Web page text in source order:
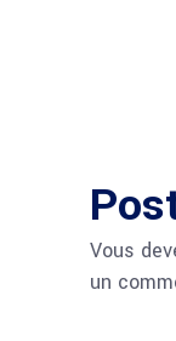
Vous
un